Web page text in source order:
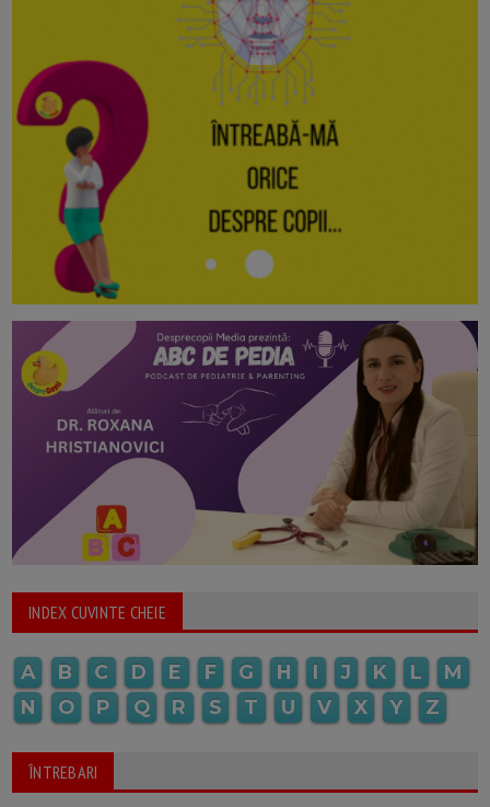
INDEX CUVINTE CHEIE
A B C D E F G H I J K L
M
N
O P Q R S T U V X Y Z
ÎNTREBARI